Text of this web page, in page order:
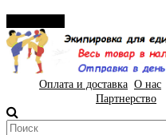
Оплата и доставка О нас
Партнерство